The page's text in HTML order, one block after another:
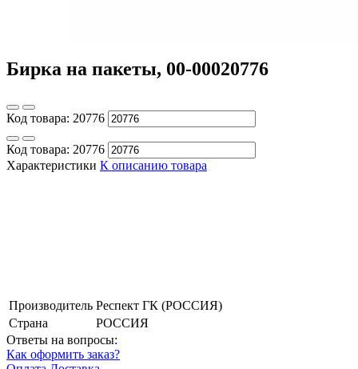
Бирка на пакеты, 00-00020776
Код товара: 20776
Код товара: 20776
Характеристики К описанию товара
Производитель Респект ГК (РОССИЯ)
Страна
РОССИЯ
Ответы на вопросы:
Как оформить заказ?